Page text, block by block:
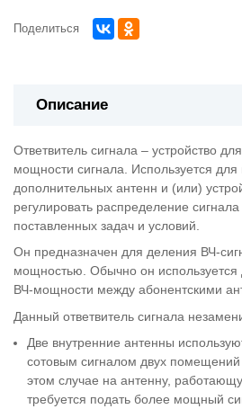
Поделиться
Описание
Ответвитель сигнала – устройство
мощности сигнала. Используется
дополнительных антенн и (или)
регулировать распределение
поставленных задач и условий.
Он предназначен для деления ВЧ-
мощностью. Обычно он
ВЧ-мощности между абонентскими
Данный ответвитель сигнала
Две внутренние антенны
сотовым сигналом двух
этом случае на антенну,
требуется подать более мощный